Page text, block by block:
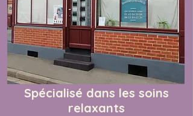
Spécialisé dans les soins
relaxants